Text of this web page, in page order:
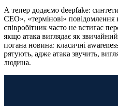
А тепер додаємо deepfake:
CEO», «термінові» повідомлення
співробітник часто не встигає
якщо атака виглядає як
погана новина: класичні
рятують, адже атака звучить,
людина.